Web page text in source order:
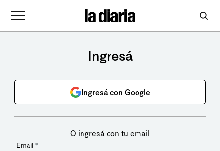
Ingresá
Ingresá con Google
O ingresá con tu email
Email *